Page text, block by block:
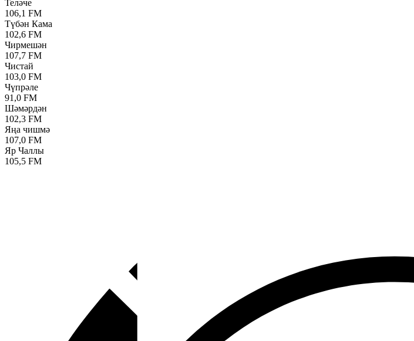
Теләче
106,1 FM
Түбән Кама
102,6 FM
Чирмешән
107,7 FM
Чистай
103,0 FM
Чүпрәле
91,0 FM
Шәмәрдән
102,3 FM
Яңа чишмә
107,0 FM
Яр Чаллы
105,5 FM